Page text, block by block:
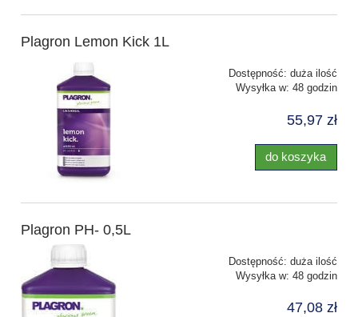
Plagron Lemon Kick 1L
Dostępność: duża ilość
Wysyłka w: 48 godzin
55,97 zł
do koszyka
Plagron PH- 0,5L
Dostępność: duża ilość
Wysyłka w: 48 godzin
47,08 zł